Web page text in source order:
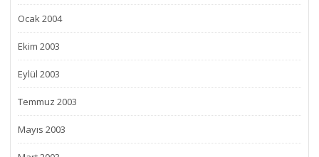
Ocak 2004
Ekim 2003
Eylül 2003
Temmuz 2003
Mayıs 2003